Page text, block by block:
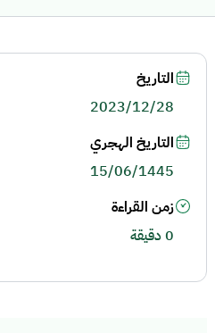
التاريخ
2023/12/28
التاريخ الهجري
15/06/1445
زمن القراءة
0 دقيقة